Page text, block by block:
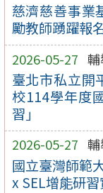
慈濟慈善事業
勵教師踴躍報
2026-05-27
臺北市私立開
校114學年度
習」
2026-05-27
國立臺灣師範
x SEL增能研